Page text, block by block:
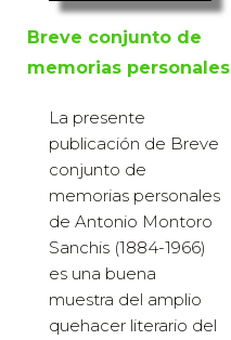
Breve conjunto de
memorias personales
La presente
publicación de Breve
conjunto de
memorias personales
de Antonio Montoro
Sanchis (1884-1966)
es una buena
muestra del amplio
quehacer literario del